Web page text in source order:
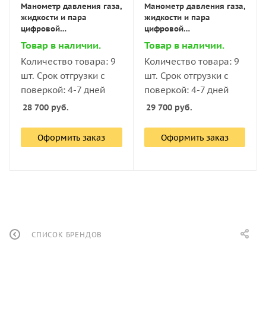
Манометр давления газа,
жидкости и пара
цифровой
дифференциальный В7-
5101 ±200 кПа
Товар в наличии.
Количество товара: 9
шт. Срок отгрузки с
поверкой: 4-7 дней
28 700 руб.
Оформить заказ
Манометр давления газа,
жидкости и пара
цифровой
дифференциальный В7-
5101 ±700 кПа
Товар в наличии.
Количество товара: 9
шт. Срок отгрузки с
поверкой: 4-7 дней
29 700руб.
Оформить заказ
СПИСОК БРЕНДОВ